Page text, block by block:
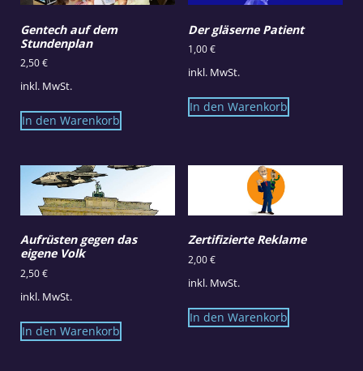
Gentech auf dem
Stundenplan
2,50€
inkl. MwSt.
In den Warenkorb
Der gläserne Patient
1,00€
inkl. MwSt.
In den Warenkorb
Aufrüsten gegen das
eigene Volk
2,50€
inkl. MwSt.
In den Warenkorb
Zertifizierte Reklame
2,00€
inkl. MwSt.
In den Warenkorb